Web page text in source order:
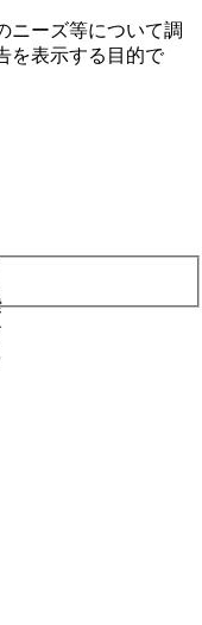
ニーズ等について調
を表⽰する⽬的で